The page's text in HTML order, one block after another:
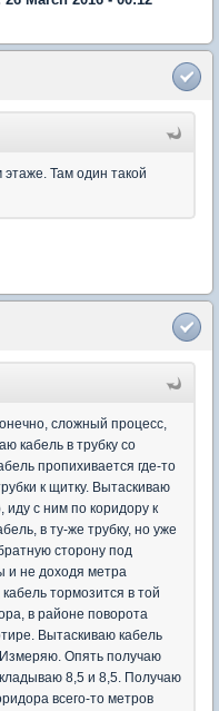
этаже. Там один такой
сложный процесс,
кабель в трубку со
пропихивается где-то
к щитку. Вытаскиваю
иду с ним по коридору к
в ту-же трубку, но уже
сторону под
и не доходя метра
тормозится в той
в районе поворота
Вытаскиваю кабель
Опять получаю
8,5 и 8,5. Получаю
всего-то метров